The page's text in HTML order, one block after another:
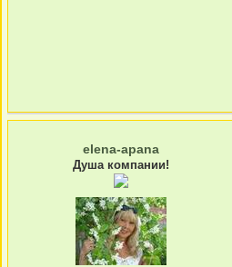
elena-apana
Душа компании!